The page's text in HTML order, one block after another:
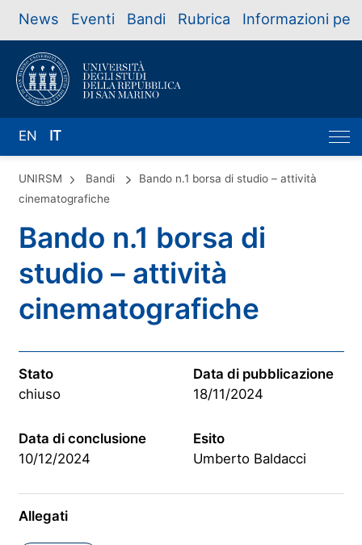
News Eventi Bandi Rubrica Informazioni per
EN IT
UNIRSM Bandi
Bando n.1 borsa di studio – attività
cinematografiche
Bando n.1 borsa di
studio – attività
cinematografiche
Stato
chiuso
Data di pubblicazione
18/11/2024
Data di conclusione
10/12/2024
Esito
Umberto Baldacci
Allegati